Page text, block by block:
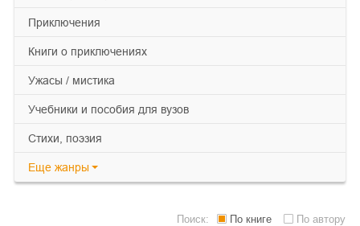
приключения
книги о приключениях
ужасы / мистика
учебники и пособия для вузов
cтихи, поэзия
Еще жанры
Поиск: По книге По автору